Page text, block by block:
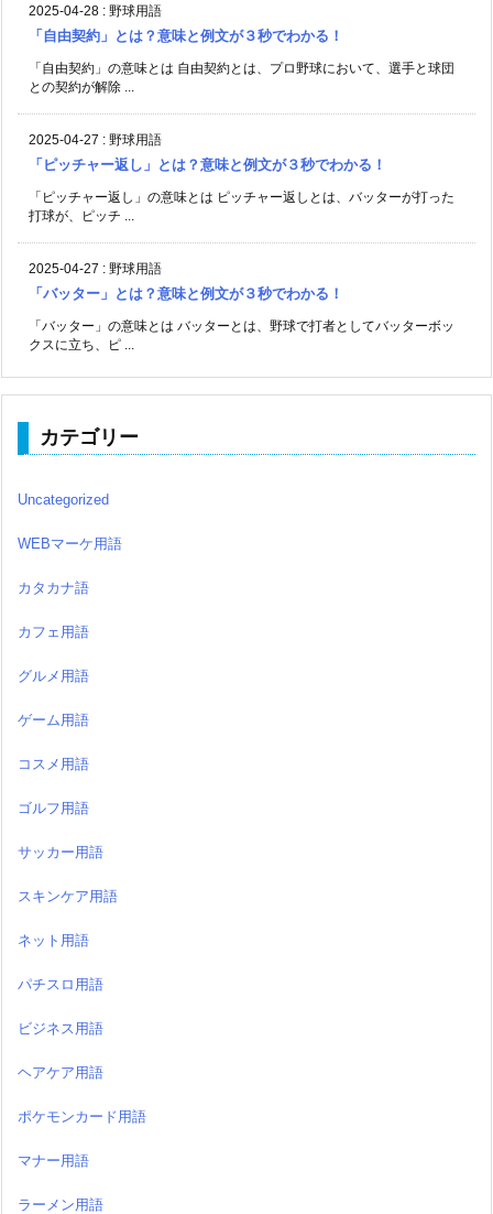
2025-04-28 : 野球用語
「自由契約」とは？意味と例文が３秒でわかる！
「自由契約」の意味とは 自由契約とは、プロ野球において、選手と球団
との契約が解除 ...
2025-04-27 : 野球用語
「ピッチャー返し」とは？意味と例文が３秒でわかる！
「ピッチャー返し」の意味とは ピッチャー返しとは、バッターが打った
打球が、ピッチ ...
2025-04-27 : 野球用語
「バッター」とは？意味と例文が３秒でわかる！
「バッター」の意味とは バッターとは、野球で打者としてバッターボッ
クスに立ち、ピ ...
カテゴリー
Uncategorized
WEBマーケ用語
カタカナ語
カフェ用語
グルメ用語
ゲーム用語
コスメ用語
ゴルフ用語
サッカー用語
スキンケア用語
ネット用語
パチスロ用語
ビジネス用語
ヘアケア用語
ポケモンカード用語
マナー用語
ラーメン用語